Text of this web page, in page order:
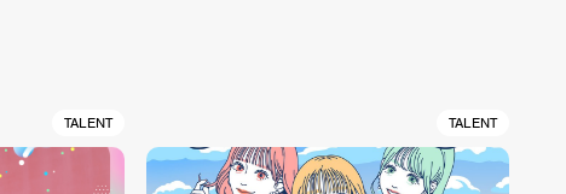
TALENT TALENT